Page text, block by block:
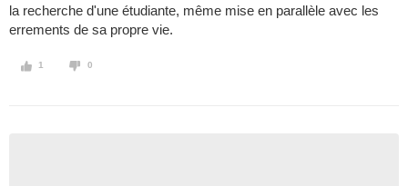
la recherche d'une étudiante, même mise en parallèle avec les
errements de sa propre vie.
1 0